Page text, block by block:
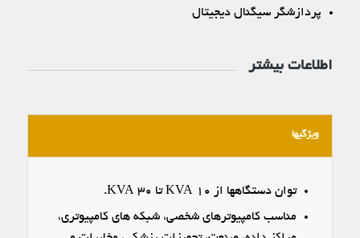
پردازشگر سیگنال دیجیتال
اطلاعات بیشتر
ویژگیها
توان دستگاهها از ۱۰ KVA تا ۳۰ KVA.
مناسب کامپیوترهای شخصی، شبکه های کامپیوتری،